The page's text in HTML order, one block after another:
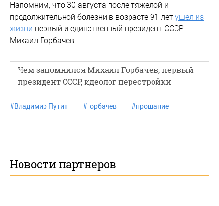
Напомним, что 30 августа после тяжелой и
продолжительной болезни в возрасте 91 лет ушел из
жизни первый и единственный президент СССР
Михаил Горбачев.
Чем запомнился Михаил Горбачев, первый
президент СССР, идеолог перестройки
#Владимир Путин #горбачев #прощание
Новости партнеров